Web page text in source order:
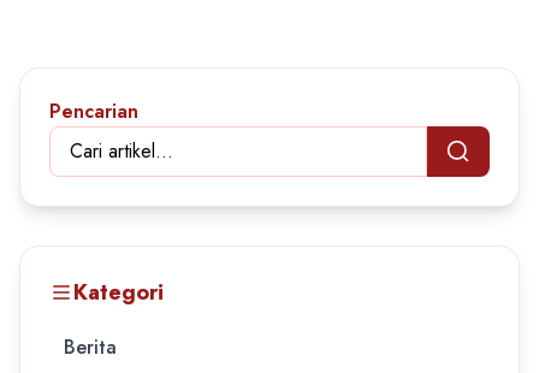
Pencarian
Kategori
Berita